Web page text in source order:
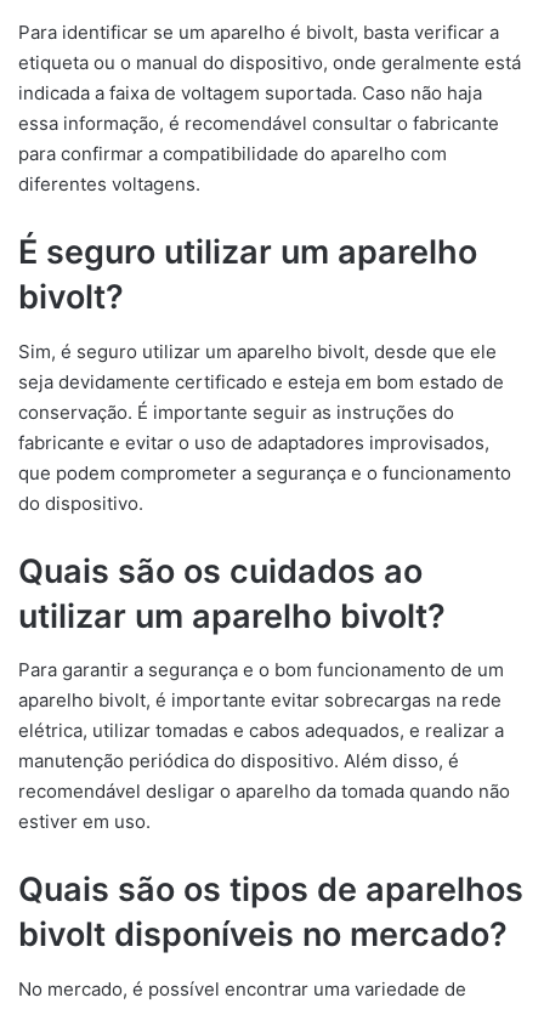
Para identificar se um aparelho é bivolt, basta verificar a
etiqueta ou o manual do dispositivo, onde geralmente está
indicada a faixa de voltagem suportada. Caso não haja
essa informação, é recomendável consultar o fabricante
para confirmar a compatibilidade do aparelho com
diferentes voltagens.
É seguro utilizar um aparelho
bivolt?
Sim, é seguro utilizar um aparelho bivolt, desde que ele
seja devidamente certificado e esteja em bom estado de
conservação. É importante seguir as instruções do
fabricante e evitar o uso de adaptadores improvisados,
que podem comprometer a segurança e o funcionamento
do dispositivo.
Quais são os cuidados ao
utilizar um aparelho bivolt?
Para garantir a segurança e o bom funcionamento de um
aparelho bivolt, é importante evitar sobrecargas na rede
elétrica, utilizar tomadas e cabos adequados, e realizar a
manutenção periódica do dispositivo. Além disso, é
recomendável desligar o aparelho da tomada quando não
estiver em uso.
Quais são os tipos de aparelhos
bivolt disponíveis no mercado?
No mercado, é possível encontrar uma variedade de